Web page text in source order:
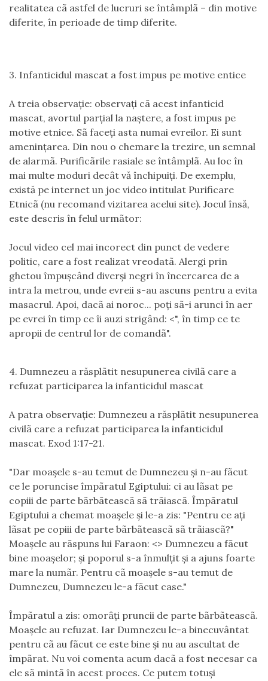
realitatea cã astfel de lucruri se întâmplã – din motive
diferite, în perioade de timp diferite.
3. Infanticidul mascat a fost impus pe motive entice
A treia observaţie: observaţi cã acest infanticid
mascat, avortul parţial la naştere, a fost impus pe
motive etnice. Sã faceţi asta numai evreilor. Ei sunt
ameninţarea. Din nou o chemare la trezire, un semnal
de alarmã. Purificãrile rasiale se întâmplã. Au loc în
mai multe moduri decât vă închipuiţi. De exemplu,
există pe internet un joc video intitulat Purificare
Etnicã (nu recomand vizitarea acelui site). Jocul însă,
este descris în felul urmãtor:
Jocul video cel mai incorect din punct de vedere
politic, care a fost realizat vreodatã. Alergi prin
ghetou împuşcând diverşi negri în încercarea de a
intra la metrou, unde evreii s-au ascuns pentru a evita
masacrul. Apoi, dacã ai noroc... poţi sã-i arunci în aer
pe evrei în timp ce îi auzi strigând: <", în timp ce te
apropii de centrul lor de comandã".
4. Dumnezeu a răsplãtit nesupunerea civilã care a
refuzat participarea la infanticidul mascat
A patra observaţie: Dumnezeu a răsplãtit nesupunerea
civilã care a refuzat participarea la infanticidul
mascat. Exod 1:17-21.
"Dar moaşele s-au temut de Dumnezeu şi n-au fãcut
ce le poruncise împãratul Egiptului: ci au lãsat pe
copiii de parte bãrbãteascã sã trãiascã. Împãratul
Egiptului a chemat moaşele şi le-a zis: "Pentru ce aţi
lãsat pe copiii de parte bãrbãteascã sã trãiascã?"
Moaşele au rãspuns lui Faraon: <> Dumnezeu a fãcut
bine moaşelor; şi poporul s-a înmulţit şi a ajuns foarte
mare la numãr. Pentru cã moaşele s-au temut de
Dumnezeu, Dumnezeu le-a fãcut case."
Împãratul a zis: omorâţi pruncii de parte bãrbãteascã.
Moaşele au refuzat. Iar Dumnezeu le-a binecuvântat
pentru cã au fãcut ce este bine şi nu au ascultat de
împãrat. Nu voi comenta acum dacã a fost necesar ca
ele sã mintã în acest proces. Ce putem totuşi